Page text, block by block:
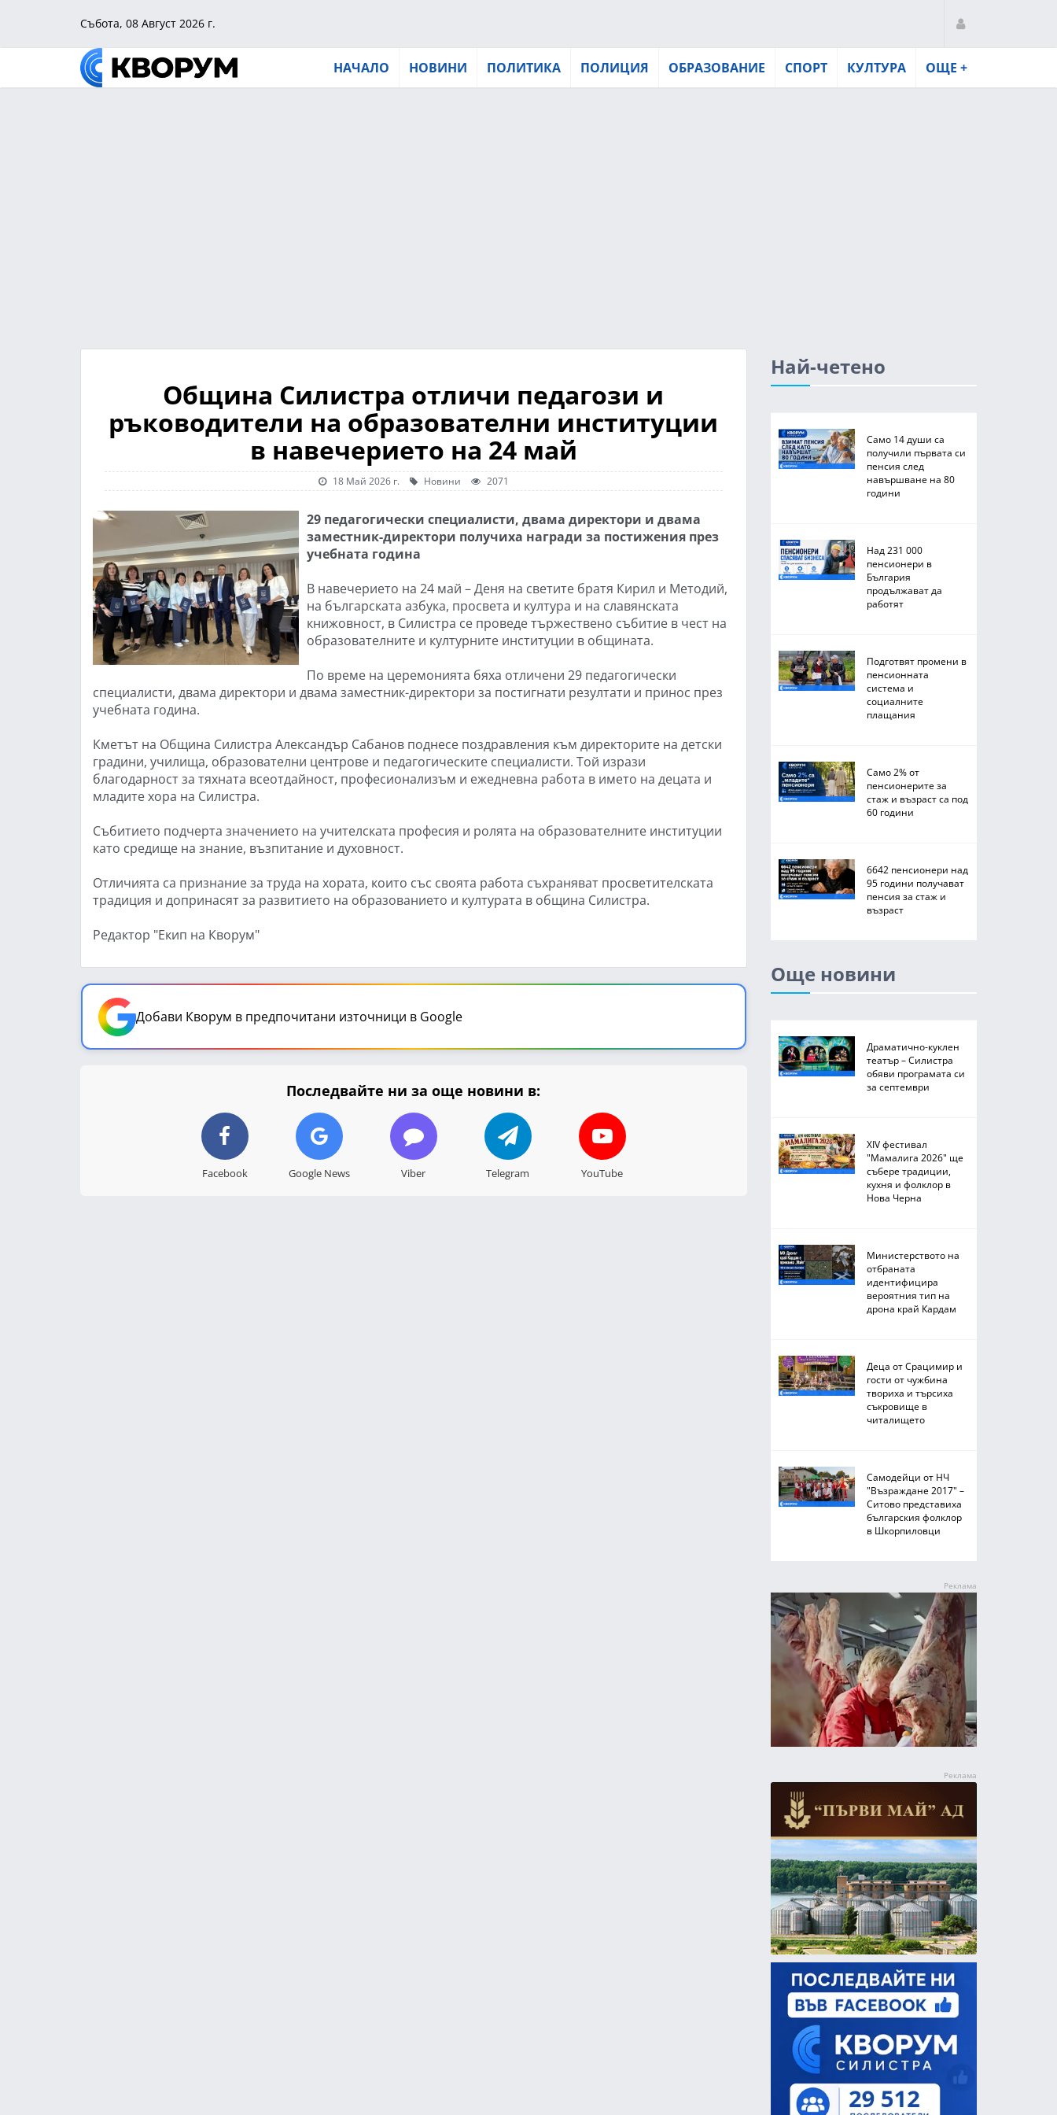
Събота, 08 Август 2026 г.
НАЧАЛО НОВИНИ ПОЛИТИКА ПОЛИЦИЯ ОБРАЗОВАНИЕ СПОРТ КУЛТУРА ОЩЕ +
Община Силистра отличи педагози и
ръководители на образователни институции
в навечерието на 24 май
18 Май 2026 г. Новини 2071
29 педагогически специалисти, двама директори и двама
заместник-директори получиха награди за постижения през
учебната година
В навечерието на 24 май – Деня на светите братя Кирил и Методий,
на българската азбука, просвета и култура и на славянската
книжовност, в Силистра се проведе тържествено събитие в чест на
образователните и културните институции в общината.
По време на церемонията бяха отличени 29 педагогически
специалисти, двама директори и двама заместник-директори за постигнати резултати и принос през
учебната година.
Кметът на Община Силистра Александър Сабанов поднесе поздравления към директорите на детски
градини, училища, образователни центрове и педагогическите специалисти. Той изрази
благодарност за тяхната всеотдайност, професионализъм и ежедневна работа в името на децата и
младите хора на Силистра.
Събитието подчерта значението на учителската професия и ролята на образователните институции
като средище на знание, възпитание и духовност.
Отличията са признание за труда на хората, които със своята работа съхраняват просветителската
традиция и допринасят за развитието на образованието и културата в община Силистра.
Редактор "Екип на Кворум"
Добави Кворум в предпочитани източници в Google
Последвайте ни за още новини в:
Facebook Google News Viber Telegram YouTube
Най-четено
Само 14 души са
получили първата си
пенсия след
навършване на 80
години
Над 231 000
пенсионери в
България
продължават да
работят
Подготвят промени в
пенсионната
система и
социалните
плащания
Само 2% от
пенсионерите за
стаж и възраст са под
60 години
6642 пенсионери над
95 години получават
пенсия за стаж и
възраст
Още новини
Драматично-куклен
театър – Силистра
обяви програмата си
за септември
XIV фестивал
"Мамалига 2026" ще
събере традиции,
кухня и фолклор в
Нова Черна
Министерството на
отбраната
идентифицира
вероятния тип на
дрона край Кардам
Деца от Срацимир и
гости от чужбина
твориха и търсиха
съкровище в
читалището
Самодейци от НЧ
"Възраждане 2017" –
Ситово представиха
българския фолклор
в Шкорпиловци